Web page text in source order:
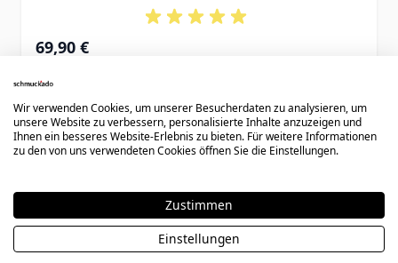
69,90 €
Wir verwenden Cookies, um unserer Besucherdaten zu analysieren, um
unsere Website zu verbessern, personalisierte Inhalte anzuzeigen und
Ihnen ein besseres Website-Erlebnis zu bieten. Für weitere Informationen
zu den von uns verwendeten Cookies öffnen Sie die Einstellungen.
Zustimmen
Einstellungen